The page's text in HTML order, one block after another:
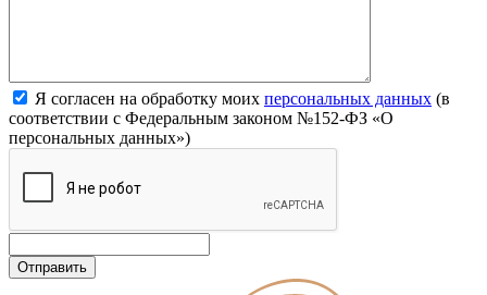
Я согласен на обработку моих персональных данных (в
соответствии с Федеральным законом №152-ФЗ «О
персональных данных»)
Отправить